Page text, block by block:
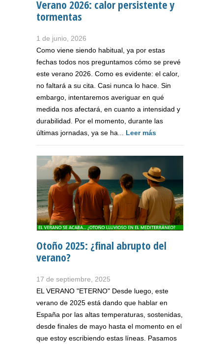
Verano 2026: calor persistente y
tormentas
1 de junio, 2026
Como viene siendo habitual, ya por estas
fechas todos nos preguntamos cómo se prevé
este verano 2026. Como es evidente: el calor,
no faltará a su cita. Casi nunca lo hace. Sin
embargo, intentaremos averiguar en qué
medida nos afectará, en cuanto a intensidad y
durabilidad. Por el momento, durante las
últimas jornadas, ya se ha... Leer más
Otoño 2025: ¿final abrupto del
verano?
17 de septiembre, 2025
EL VERANO "ETERNO" Desde luego, este
verano de 2025 está dando que hablar en
España por las altas temperaturas, sostenidas,
desde finales de mayo hasta el momento en el
que estoy escribiendo estas líneas. Pasamos